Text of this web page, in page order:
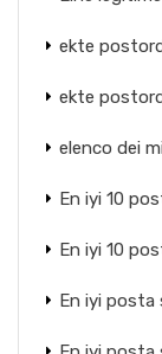
ekte
ekte
elenco dei
En iyi 10
En iyi 10
En iyi posta